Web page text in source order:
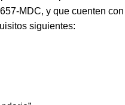
MDC, y que cuenten
siguientes: